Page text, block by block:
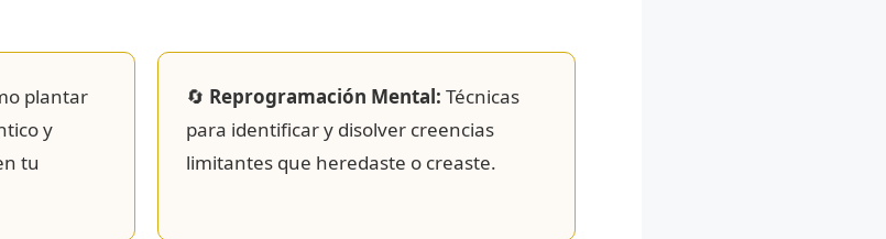
plantar
y
tu
🔄 Reprogramación Mental: Técnicas
para identificar y disolver creencias
limitantes que heredaste o creaste.